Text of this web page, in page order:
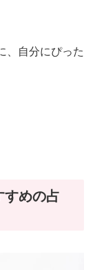
、自分にぴった
すめの占